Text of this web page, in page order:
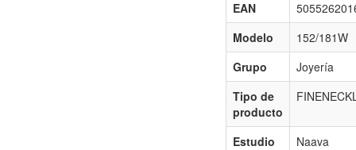
EAN
Modelo
152/181W
Grupo
Joyería
Tipo de
producto
Estudio
Naava